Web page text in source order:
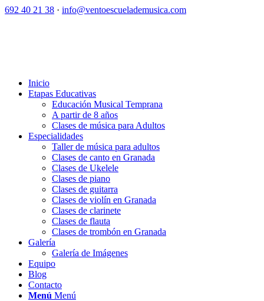
692 40 21 38 · info@ventoescuelademusica.com
Inicio
Etapas Educativas
Educación Musical Temprana
A partir de 8 años
Clases de música para Adultos
Especialidades
Taller de música para adultos
Clases de canto en Granada
Clases de Ukelele
Clases de piano
Clases de guitarra
Clases de violín en Granada
Clases de clarinete
Clases de flauta
Clases de trombón en Granada
Galería
Galería de Imágenes
Equipo
Blog
Contacto
Menú Menú